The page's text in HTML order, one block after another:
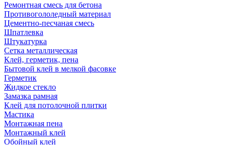
Ремонтная смесь для бетона
Противогололедный материал
Цементно-песчаная смесь
Шпатлевка
Штукатурка
Сетка металлическая
Клей, герметик, пена
Бытовой клей в мелкой фасовке
Герметик
Жидкое стекло
Замазка рамная
Клей для потолочной плитки
Мастика
Монтажная пена
Монтажный клей
Обойный клей